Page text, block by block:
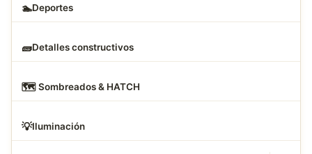
🏊Deportes
🧱Detalles constructivos
🗺️ Sombreados & HATCH
💡Iluminación